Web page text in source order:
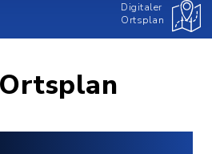
Digitaler
Ortsplan